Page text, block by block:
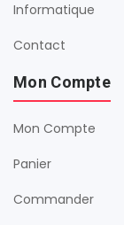
Informatique
Contact
Mon Compte
Mon Compte
Panier
Commander